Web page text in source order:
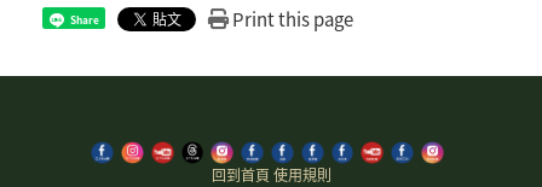
Share Print this page
回到首頁 使用規則